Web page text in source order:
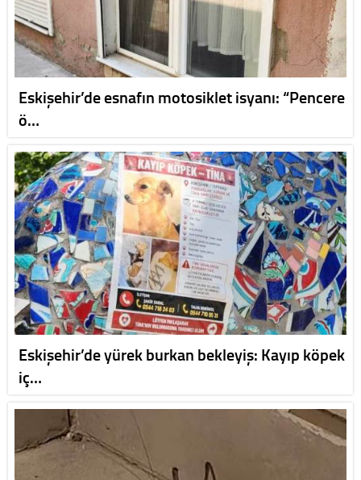
Eskişehir’de esnafın motosiklet isyanı: “Pencere
ö…
Eskişehir’de yürek burkan bekleyiş: Kayıp köpek
iç…